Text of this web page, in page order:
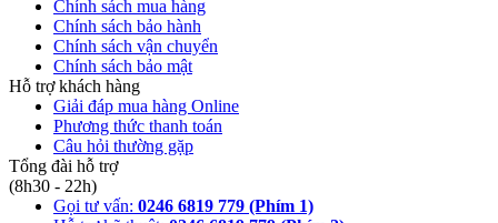
Chính sách mua hàng
Chính sách bảo hành
Chính sách vận chuyển
Chính sách bảo mật
Hỗ trợ khách hàng
Giải đáp mua hàng Online
Phương thức thanh toán
Câu hỏi thường gặp
Tổng đài hỗ trợ
(8h30 - 22h)
Gọi tư vấn: 0246 6819 779 (Phím 1)